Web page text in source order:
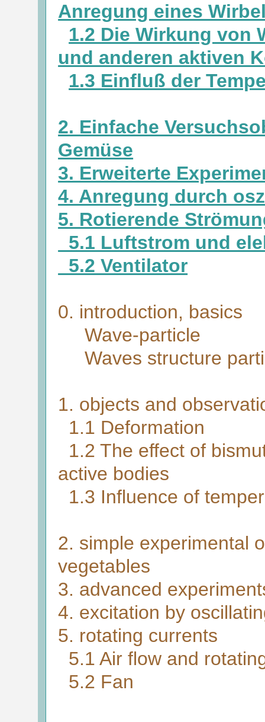
Anregung eines
1.2 Die Wirkung von
und anderen aktiven
1.3 Einfluß der
2. Einfache
Gemüse
3. Erweiterte
4. Anregung durch
5. Rotierende
5.1 Luftstrom und
5.2 Ventilator
0. introduction, basics
Wave-particle
Waves structure
1. objects and
1.1 Deformation
1.2 The effect of
active bodies
1.3 Influence of
2. simple experimental
vegetables
3. advanced
4. excitation by
5. rotating currents
5.1 Air flow and
5.2 Fan